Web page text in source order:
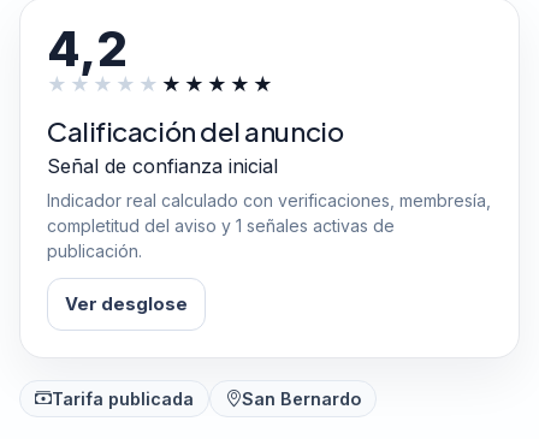
4,2
Calificación del anuncio
Señal de confianza inicial
Indicador real calculado con verificaciones, membresía,
completitud del aviso y 1 señales activas de
publicación.
Ver desglose
Tarifa publicada San Bernardo